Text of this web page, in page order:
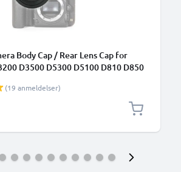
Body Cap / Rear Lens Cap for
D3500 D5300 D5100 D810 D850
(19 anmeldelser)